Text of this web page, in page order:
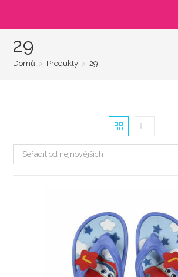
29
Domů > Produkty > 29
Seřadit od nejnovějších